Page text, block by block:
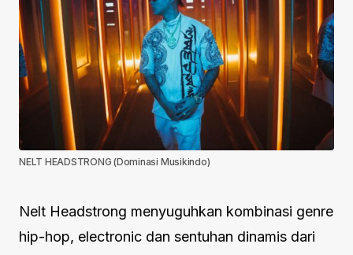
NELT HEADSTRONG (Dominasi Musikindo)
Nelt Headstrong menyuguhkan kombinasi genre
hip-hop, electronic dan sentuhan dinamis dari